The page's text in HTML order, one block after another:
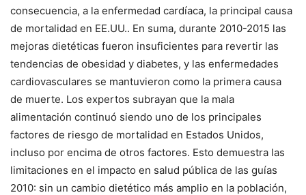
consecuencia, a la enfermedad cardíaca, la principal causa
de mortalidad en EE.UU.. En suma, durante 2010-2015 las
mejoras dietéticas fueron insuficientes para revertir las
tendencias de obesidad y diabetes, y las enfermedades
cardiovasculares se mantuvieron como la primera causa
de muerte. Los expertos subrayan que la mala
alimentación continuó siendo uno de los principales
factores de riesgo de mortalidad en Estados Unidos,
incluso por encima de otros factores. Esto demuestra las
limitaciones en el impacto en salud pública de las guías
2010: sin un cambio dietético más amplio en la población,